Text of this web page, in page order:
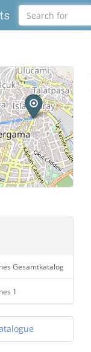
©OpenStreetMap
Gesamtkatalog
1